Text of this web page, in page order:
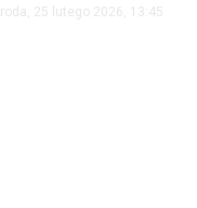
środa, 25 lutego 2026, 13:45